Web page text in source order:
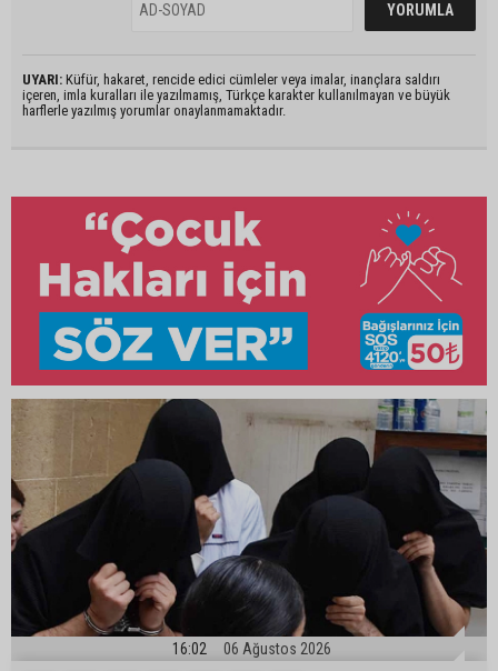
UYARI: Küfür, hakaret, rencide edici cümleler veya imalar, inançlara saldırı
içeren, imla kuralları ile yazılmamış, Türkçe karakter kullanılmayan ve büyük
harflerle yazılmış yorumlar onaylanmamaktadır.
16:02 06 Ağustos 2026